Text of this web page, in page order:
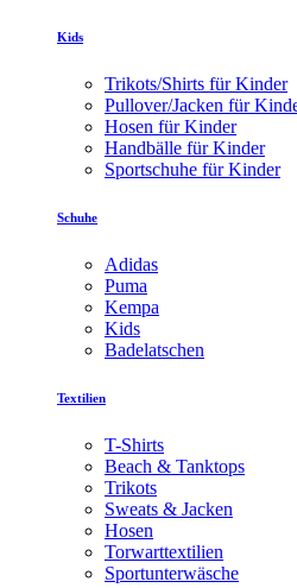
Kids
Trikots/Shirts für Kinder
Pullover/Jacken für
Hosen für Kinder
Handbälle für Kinder
Sportschuhe für Kinder
Schuhe
Adidas
Puma
Kempa
Kids
Badelatschen
Textilien
T-Shirts
Beach & Tanktops
Trikots
Sweats & Jacken
Hosen
Torwarttextilien
Sportunterwäsche